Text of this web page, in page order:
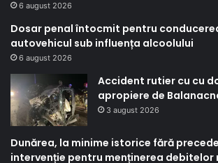
6 august 2026
Dosar penal întocmit pentru
autovehicul sub influența alcoolului
6 august 2026
Accident rutier cu cu
apropiere de
3 august 2026
Dunărea, la minime istorice fără
intervenție pentru menținerea debitelor